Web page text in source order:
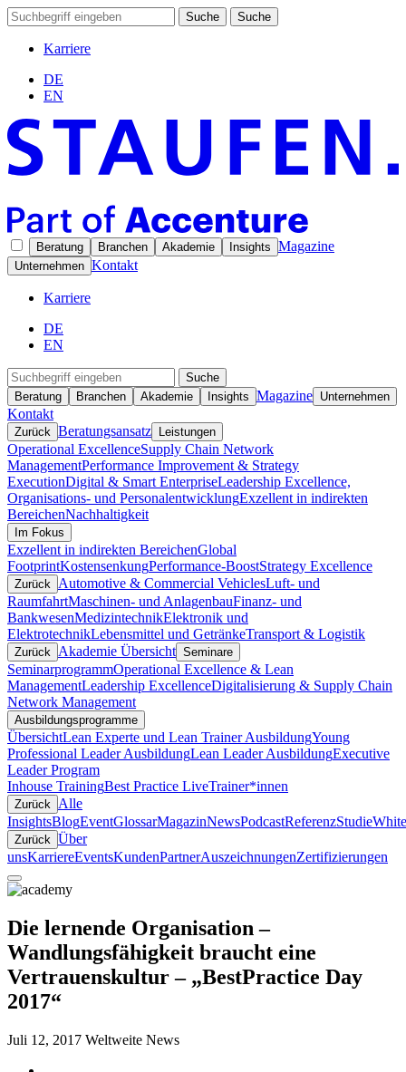
Suche Suche
Karriere
DE
EN
Beratung Branchen Akademie Insights Magazine
Unternehmen Kontakt
Karriere
DE
EN
Suche
Beratung
Branchen Akademie Insights Magazine Unternehmen
Kontakt
Zurück Beratungsansatz Leistungen
Operational ExcellenceSupply Chain Network
ManagementPerformance Improvement & Strategy
ExecutionDigital & Smart EnterpriseLeadership Excellence,
Organisations- und PersonalentwicklungExzellent in indirekten
BereichenNachhaltigkeit
Im Fokus
Exzellent in indirekten BereichenGlobal
FootprintKostensenkungPerformance-BoostStrategy Excellence
Zurück Automotive & Commercial VehiclesLuft- und
RaumfahrtMaschinen- und AnlagenbauFinanz- und
BankwesenMedizintechnikElektronik und
ElektrotechnikLebensmittel und GetränkeTransport & Logistik
Zurück Akademie Übersicht Seminare
SeminarprogrammOperational Excellence & Lean
ManagementLeadership ExcellenceDigitalisierung & Supply Chain
Network Management
Ausbildungsprogramme
ÜbersichtLean Experte und Lean Trainer AusbildungYoung
Professional Leader AusbildungLean Leader AusbildungExecutive
Leader Program
Inhouse TrainingBest Practice LiveTrainer*innen
Zurück
Alle
InsightsBlogEventGlossarMagazinNewsPodcastReferenzStudie
Zurück Über
unsKarriereEventsKundenPartnerAuszeichnungenZertifizierungen
Die lernende Organisation –
Wandlungsfähigkeit braucht eine
Vertrauenskultur – „BestPractice Day
2017“
Juli 12, 2017 Weltweite News